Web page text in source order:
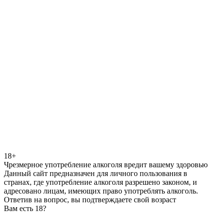
18+
Чрезмерное употребление алкоголя вредит вашему здоровью
Данный сайт предназначен для личного пользования в
странах, где употребление алкоголя разрешено законом, и
адресовано лицам, имеющих право употреблять алкоголь.
Ответив на вопрос, вы подтверждаете свой возраст
Вам есть 18?